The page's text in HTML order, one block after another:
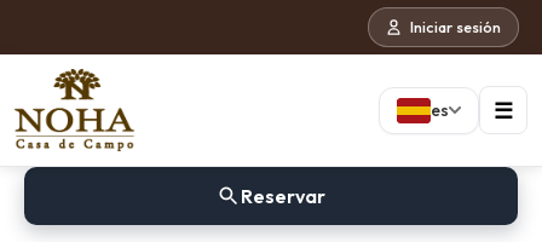
Iniciar sesión
es ☰
Reservar